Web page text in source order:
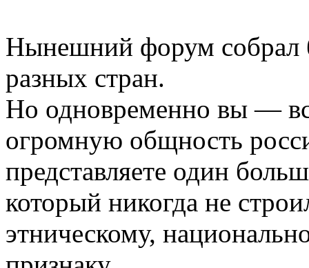
Нынешний форум собрал
разных стран.
Но одновременно вы —
огромную общность
представляете один
который никогда не
этническому,